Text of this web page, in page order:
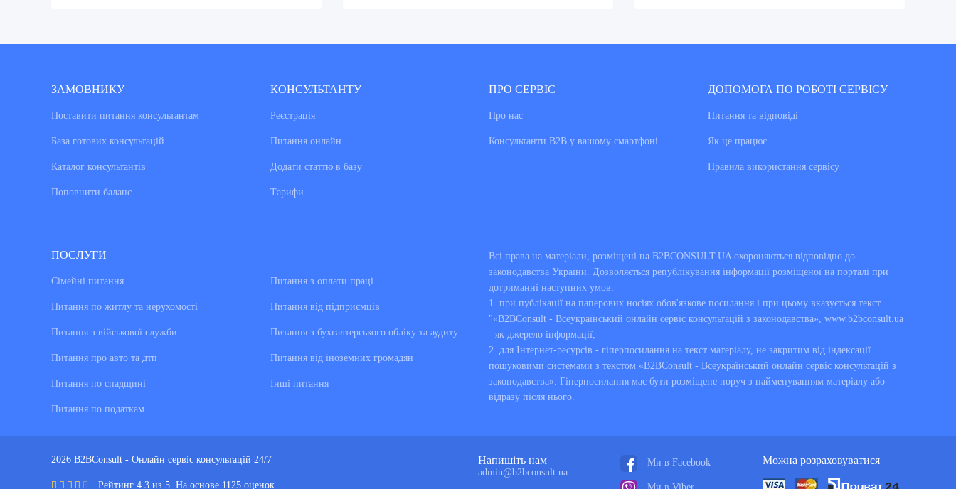
ЗАМОВНИКУ
Поставити питання консультантам
База готових консультацiй
Каталог консультантiв
Поповнити баланс
КОНСУЛЬТАНТУ
Реєстрація
Питання онлайн
Додати статтю в базу
Тарифи
ПРО СЕРВІС
Про нас
Консультанти В2В у вашому смартфоні
ДОПОМОГА ПО РОБОТІ СЕРВІСУ
Питання та вiдповiдi
Як це працює
Правила використання сервiсу
ПОСЛУГИ
Сімейні питання
Питання по житлу та нерухомості
Питання з військової служби
Питання про авто та дтп
Питання по спадщині
Питання по податкам
Питання з оплати праці
Питання від підприємців
Питання з бухгалтерського обліку та аудиту
Питання від іноземних громадян
Інші питання
Всі права на матеріали, розміщені на B2BCONSULT.UA охороняються відповідно до
законодавства України. Дозволяється републікування інформації розміщеної на порталі при
дотриманні наступних умов:
1. при публікації на паперових носіях обов'язкове посилання і при цьому вказується текст
"«B2BConsult - Всеукраїнський онлайн сервіс консультацій з законодавства», www.b2bconsult.ua
- як джерело інформації;
2. для Інтернет-ресурсів - гіперпосилання на текст матеріалу, не закритим від індексації
пошуковими системами з текстом «B2BConsult - Всеукраїнський онлайн сервіс консультацій з
законодавства». Гіперпосилання має бути розміщене поруч з найменуванням матеріалу або
відразу після нього.
2026 B2BConsult - Онлайн сервіс консультацій 24/7
Рейтинг 4.3 из 5. На основе 1125 оценок
Напишіть нам
admin@b2bconsult.ua
Ми в Facebook Можна розраховуватися